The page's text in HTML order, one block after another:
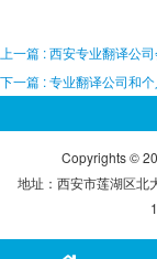
上一篇 : 西安专业翻译公
下一篇 : 专业翻译公司和
Copyrights ©
地址：西安市莲湖区北